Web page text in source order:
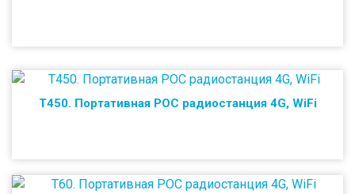
T450. Портативная POC радиостанция 4G, WiFi